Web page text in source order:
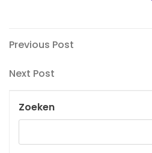
Bericht
navigatie
Previous
Previous Post
Next
Next Post
Zoeken